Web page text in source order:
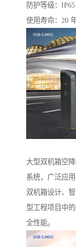
防护等级：
使用寿命：20
大型双机箱空
系统，广泛应
双机箱设计、
型工程项目中
全性能。